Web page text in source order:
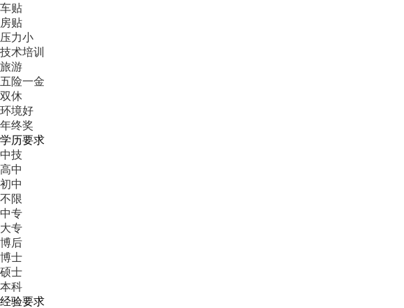
车贴
房贴
压力小
技术培训
旅游
五险一金
双休
环境好
年终奖
学历要求
中技
高中
初中
不限
中专
大专
博后
博士
硕士
本科
经验要求